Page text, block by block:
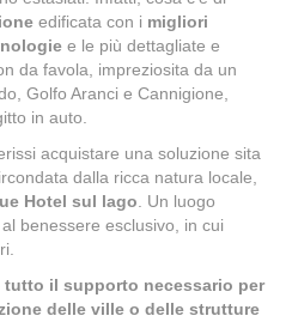
edificata con i migliori
e le più dettagliate e
da favola, impreziosita da un
Golfo Aranci e Cannigione,
in auto.
acquistare una soluzione sita
dalla ricca natura locale,
Hotel sul lago. Un luogo
benessere esclusivo, in cui
tutto il supporto necessario per
delle ville o delle strutture